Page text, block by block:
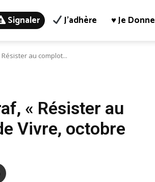
Signaler J’adhère ♥ Je Donne
au complot...
« Résister au
Vivre, octobre